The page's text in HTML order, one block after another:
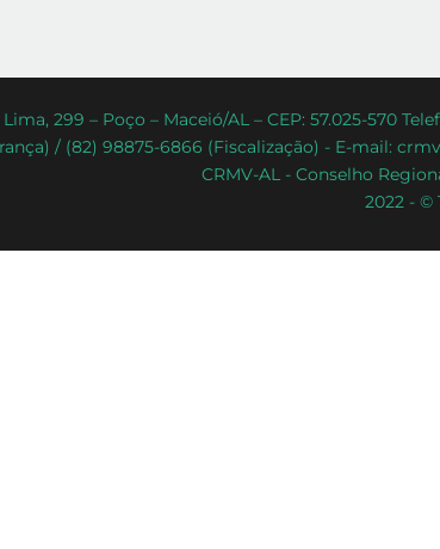
299 – Poço – Maceió/AL – CEP: 57.025-570
/ (82) 98875-6866 (Fiscalização) - E-mail:
CRMV-AL - Conselho
2022 - ©